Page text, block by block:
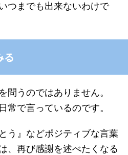
つまでも出来ないわけで
る
問うのではありません。
常で言っているのです。
う』などポジティブな言葉
、再び感謝を述べたくなる